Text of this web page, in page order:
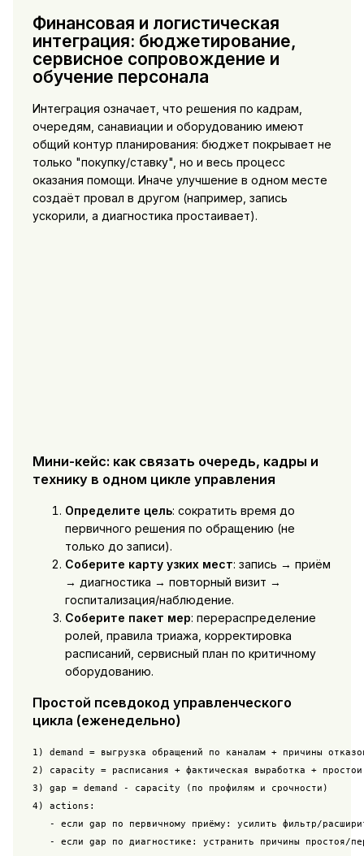
Финансовая и логистическая
интеграция: бюджетирование,
сервисное сопровождение и
обучение персонала
Интеграция означает, что решения по кадрам,
очередям, санавиации и оборудованию имеют
общий контур планирования: бюджет покрывает не
только "покупку/ставку", но и весь процесс
оказания помощи. Иначе улучшение в одном месте
создаёт провал в другом (например, запись
ускорили, а диагностика простаивает).
Мини-кейс: как связать очередь, кадры и
технику в одном цикле управления
Определите цель: сократить время до
первичного решения по обращению (не
только до записи).
Соберите карту узких мест: запись → приём
→ диагностика → повторный визит →
госпитализация/наблюдение.
Соберите пакет мер: перераспределение
ролей, правила триажа, корректировка
расписаний, сервисный план по критичному
оборудованию.
Простой псевдокод управленческого
цикла (еженедельно)
1) demand = выгрузка обращений по каналам + причины
2) capacity = расписания + фактическая выработка + простои
3) gap = demand - capacity (по профилям и срочности)
4) actions:
- если gap по первичному приёму: усилить фильтр/
- если gap по диагностике: устранить причины простоя/